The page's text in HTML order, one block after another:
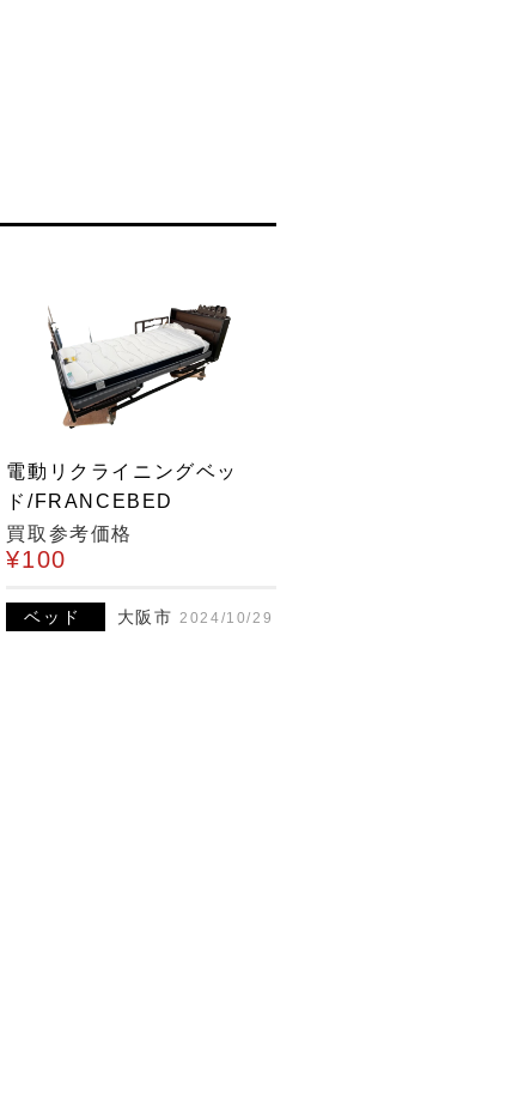
電動リクライニングベッ
ド/FRANCEBED
買取参考価格
¥100
ベッド 大阪市 2024/10/29